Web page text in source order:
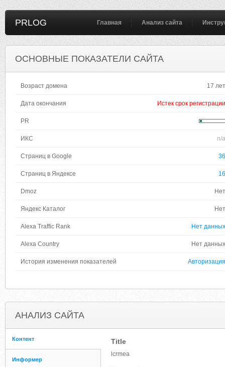
PRLOG Главная Анализ сайта
ОСНОВНЫЕ ПОКАЗАТЕЛИ САЙТА
Возраст домена 17 лет
Дата окончания Истек срок регистрации
PR
ИКС n/a
Страниц в Google 36
Страниц в Яндексе 16
Dmoz Нет
Яндекс Каталог Нет
Alexa Traffic Rank Нет данных
Alexa Country Нет данных
История изменения показателей Авторизация
АНАЛИЗ САЙТА
Контент
Информер
Title
lcrmea